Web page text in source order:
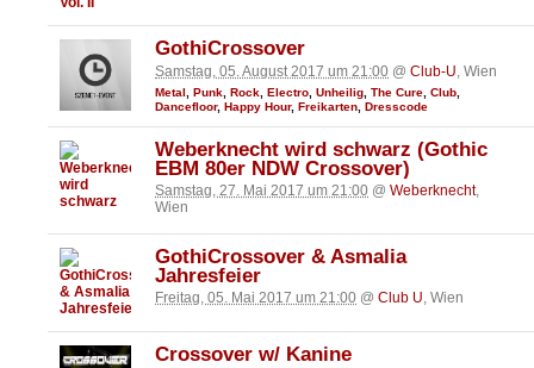
GothiCrossover
Samstag, 05. August 2017 um 21:00 @ Club-U , Wien
Metal Punk Rock Electro Unheilig The Cure Club
Dancefloor, Happy Hour, Freikarten Dresscode
Weberknecht wird schwarz (Gothic
EBM 80er NDW Crossover)
Samstag, 27. Mai 2017 um 21:00 @ Weberknecht,
Wien
GothiCrossover & Asmalia
Jahresfeier
Freitag, 05. Mai 2017 um 21:00 @ Club U, Wien
Crossover w/ Kanine